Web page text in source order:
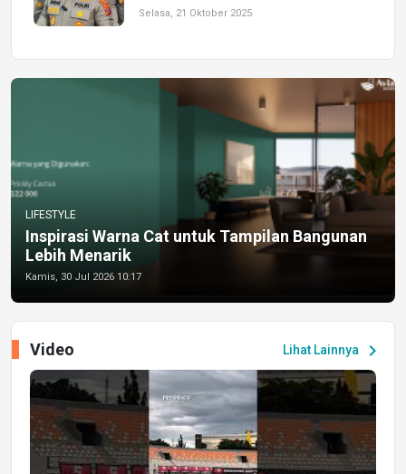
Selasa, 21 Oktober 2025
LIFESTYLE
Inspirasi Warna Cat untuk Tampilan Bangunan
Lebih Menarik
Kamis, 30 Jul 2026 10:17
Lihat Lainnya chevron_right
Video